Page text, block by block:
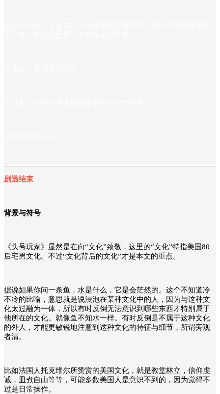
剧透结束
背景与符号
《头号玩家》显然是在向“文化”致敬，这里的“文化”特指美国80
后宅男文化。不过“文化背后的文化”才是本文的重点。
据说如果你问一条鱼，水是什么，它是会茫然的。这个不知道冷
不冷的比喻，意思就是说浸泡在某种文化中的人，因为与这种文
化太过融为一体，所以有时反倒无法意识到哪些东西才特别属于
他所在的文化。就像鱼不知水一样。有时反倒是不属于这种文化
的外人，才能更敏锐地注意到这种文化的特征与细节，所谓旁观
者清。
比如法国人托克维尔所赞赏的美国文化，就是教堂林立，信仰虔
诚，皿煮自由等等，可能多数美国人是意识不到的，因为觉得不
过是日常操作。